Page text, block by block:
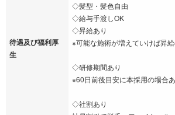
待遇及び福利厚
生
◇髪型・髪色自由
◇給与手渡しOK
◇昇給あり
※可能な施術が増えていけば昇
◇研修期間あり
※60日前後目安に本採用の場合
◇社割あり